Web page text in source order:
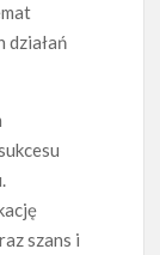
działań
szans i